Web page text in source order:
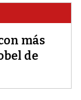
más
de